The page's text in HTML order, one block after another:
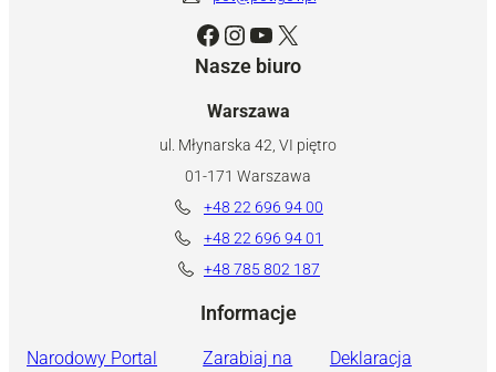
Facebook Instagram YouTube X
Nasze biuro
Warszawa
ul. Młynarska 42, VI piętro
01-171 Warszawa
+48 22 696 94 00
+48 22 696 94 01
+48 785 802 187
Informacje
Narodowy Portal
Zarabiaj na
Deklaracja